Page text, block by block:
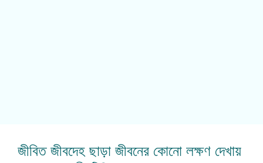
জীবিত জীবদেহ ছাড়া জীবনের কোনো লক্ষণ দেখায়